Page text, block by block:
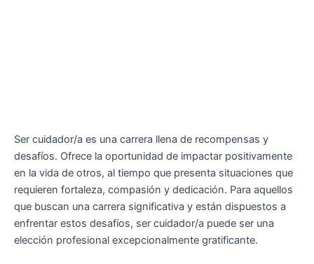
Ser cuidador/a es una carrera llena de recompensas y
desafíos. Ofrece la oportunidad de impactar positivamente
en la vida de otros, al tiempo que presenta situaciones que
requieren fortaleza, compasión y dedicación. Para aquellos
que buscan una carrera significativa y están dispuestos a
enfrentar estos desafíos, ser cuidador/a puede ser una
elección profesional excepcionalmente gratificante.